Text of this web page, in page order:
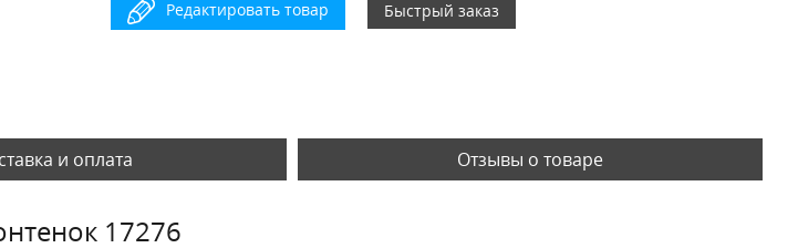
Редактировать товар Быстрый заказ
и оплата Отзывы о товаре
17276